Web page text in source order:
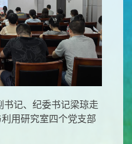
书记、纪委书记梁琼走
利用研究室四个党支部